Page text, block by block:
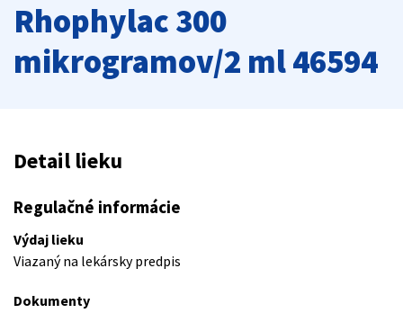
Rhophylac 300
mikrogramov/2 ml 46594
Detail lieku
Regulačné informácie
Výdaj lieku
Viazaný na lekársky predpis
Dokumenty